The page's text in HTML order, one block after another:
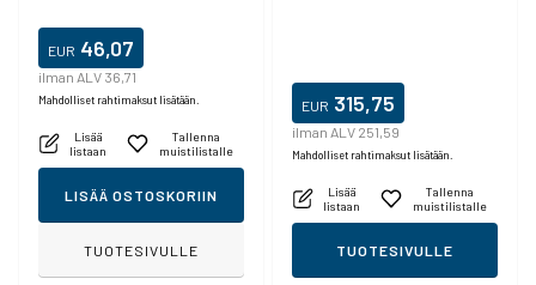
EUR 46,07
ilman ALV 36,71
Mahdolliset rahtimaksut lisätään.
Lisää
listaan
Tallenna
muistilistalle
LISÄÄ OSTOSKORIIN
TUOTESIVULLE
EUR 315,75
ilman ALV 251,59
Mahdolliset rahtimaksut lisätään.
Lisää
listaan
Tallenna
muistilistalle
TUOTESIVULLE